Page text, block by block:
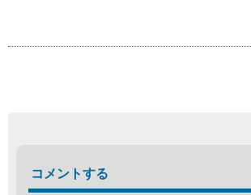
コメントする